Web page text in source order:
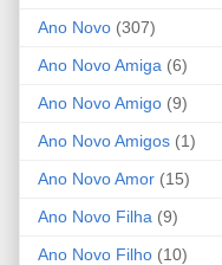
Ano Novo (307)
Ano Novo Amiga (6)
Ano Novo Amigo (9)
Ano Novo Amigos (1)
Ano Novo Amor (15)
Ano Novo Filha (9)
Ano Novo Filho (10)